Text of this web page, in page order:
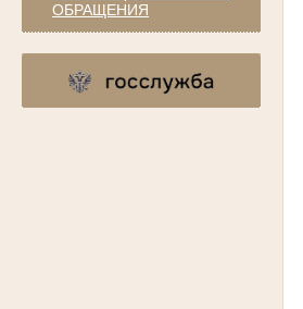
ОБРАЩЕНИЯ